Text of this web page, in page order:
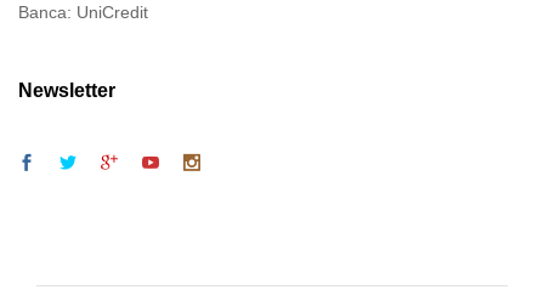
Banca: UniCredit
Newsletter